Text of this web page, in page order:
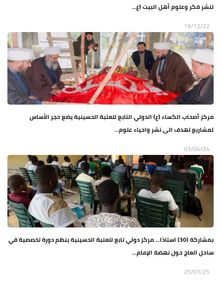
لنشر فكر وعلوم أهل البيت (ع...
19/12/22
مركز أصحاب الكساء (ع) الدولي التابع للعتبة الحسينية يضع حجر الأساس
لمشاريع تهدف الى نشر واحياء علوم...
03/04/24
بمشاركة (30) استاذا... مركز دولي تابع للعتبة الحسينية ينظم دورة تخصصية في
ساحل العاج حول نهضة الإمام...
25/01/25